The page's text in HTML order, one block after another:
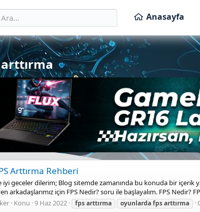
Anasayfa
Arttırma Rehberi
geceler dilerim; Blog sitemde zamanında bu konuda bir içerik
arkadaşlarımız için FPS Nedir? soru ile başlayalım. FPS Nedir?
Konu 9 Haz 2022 fpsarttırma oyunlardafpsarttırma